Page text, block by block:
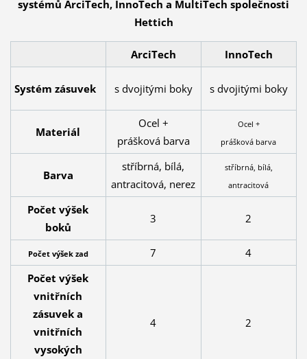
systémů ArciTech, InnoTech a MultiTech společnosti
Hettich
ArciTech InnoTech
Systém zásuvek s dvojitými boky s dvojitými boky
Materiál
Ocel +
prášková barva
Ocel +
prášková barva
Barva
stříbrná, bílá,
antracitová, nerez
stříbrná, bílá,
antracitová
Počet výšek
boků
3 2
Počet výšek zad 7
4
Počet výšek
vnitřních
zásuvek a
vnitřních
vysokých
4 2